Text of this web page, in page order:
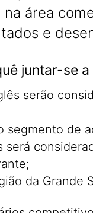
na área
e
juntar-se a
serão
segmento de
será
da Grande